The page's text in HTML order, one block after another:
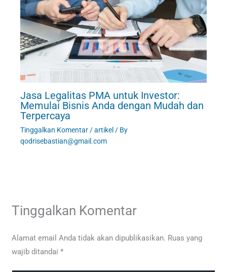
Jasa Legalitas PMA untuk Investor:
Memulai Bisnis Anda dengan Mudah dan
Terpercaya
Tinggalkan Komentar /artikel / By
qodrisebastian@gmail.com
Tinggalkan Komentar
Alamat email Anda tidak akan dipublikasikan. Ruas yang
wajib ditandai*